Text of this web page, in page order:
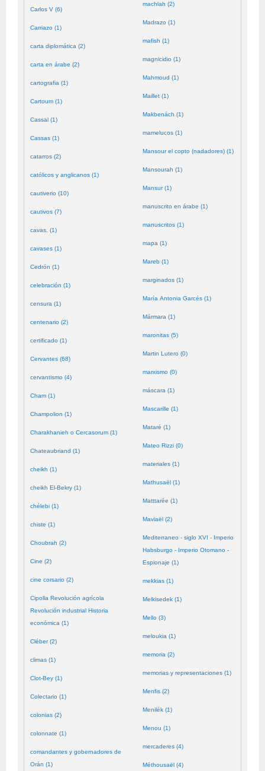
Carlos V (6)
Carriazo (1)
carta diplomática (2)
carta en árabe (2)
cartografia (1)
Cartoum (1)
Cassal (1)
Cassas (1)
catarros (2)
católicos y anglicanos (1)
cautiverio (10)
cautivos (7)
cavas. (1)
cavases (1)
Cedrón (1)
celebración (1)
censura (1)
centenario (2)
certificado (1)
Cervantes (68)
cervantismo (4)
Cham (1)
Champolion (1)
Charakhanieh o Cercasorum (1)
Chateaubriand (1)
cheikh (1)
cheikh El-Bekry (1)
chélebi (1)
chiste (1)
Choubrah (2)
Cine (2)
cine corsario (2)
Cipolla Revolución agrícola
Revolución industrial Historia
económica (1)
Cléber (2)
climas (1)
Clot-Bey (1)
Colectario (1)
colonias (2)
colonnate (1)
comandantes y gobernadores de
Orán (1)
machlah (2)
Madrazo (1)
mafish (1)
magnicidio (1)
Mahmoud (1)
Maillet (1)
Makbenách (1)
mamelucos (1)
Mansour el copto (nadadores) (1)
Mansourah (1)
Mansur (1)
manuscrito en árabe (1)
manuscritos (1)
mapa (1)
Mareb (1)
marginados (1)
María Antonia Garcés (1)
Mármara (1)
maronitas (5)
Martin Lutero (0)
marxismo (0)
máscara (1)
Mascarille (1)
Mataré (1)
Mateo Rizzi (0)
materiales (1)
Mathusaël (1)
Matttarée (1)
Maviaël (2)
Mediterraneo - siglo XVI - Imperio
Habsburgo - Imperio Otomano -
Espionaje (1)
mekkias (1)
Melkisedek (1)
Mello (3)
meloukia (1)
memoria (2)
memorias y representaciones (1)
Menfis (2)
Menilék (1)
Menou (1)
mercaderes (4)
Méthousaël (4)